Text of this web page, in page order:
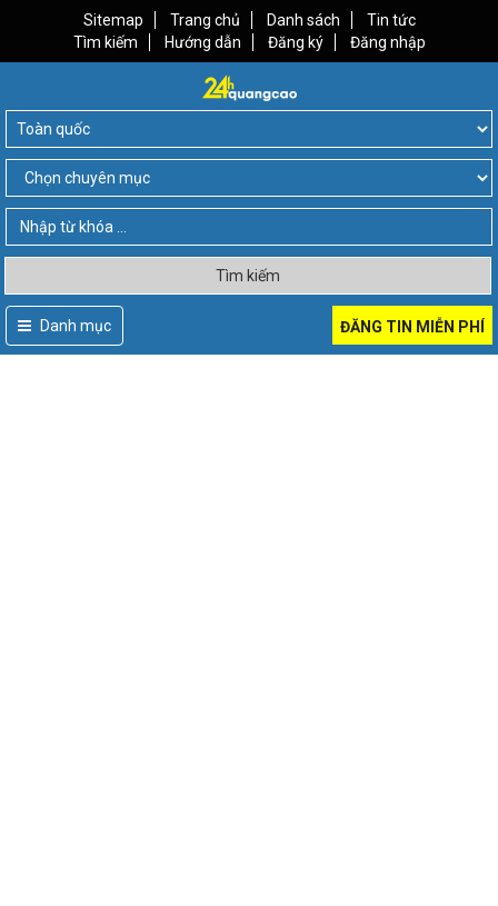
Sitemap Trang chủ Danh sách
Tin tức
Tìm kiếm
Hướng dẫn Đăng ký Đăng nhập
Tìm kiếm
Danh mục ĐĂNG TIN MIỄN PHÍ